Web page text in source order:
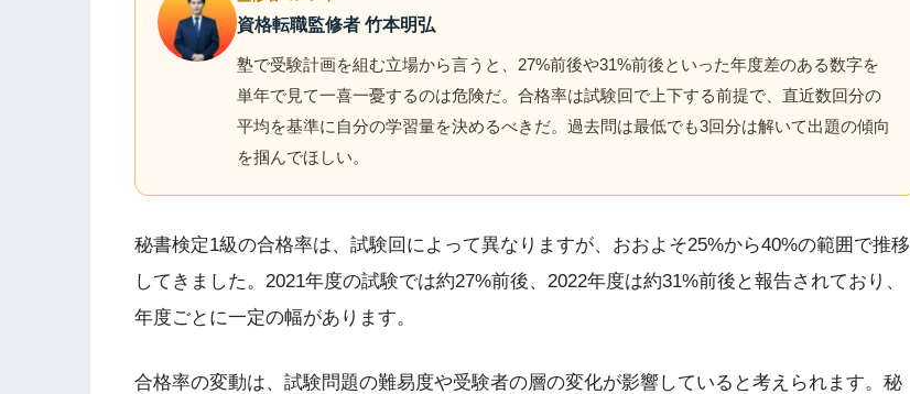
資格転職監修者 竹本明弘
塾で受験計画を組む立場から言うと、27%前後や31%前後といった年度差のある数字を
単年で見て一喜一憂するのは危険だ。合格率は試験回で上下する前提で、直近数回分の
平均を基準に自分の学習量を決めるべきだ。過去問は最低でも3回分は解いて出題の傾向
を掴んでほしい。
秘書検定1級の合格率は、試験回によって異なりますが、おおよそ25%から40%の範囲で推移
してきました。2021年度の試験では約27%前後、2022年度は約31%前後と報告されており、
年度ごとに一定の幅があります。
合格率の変動は、試験問題の難易度や受験者の層の変化が影響していると考えられます。秘